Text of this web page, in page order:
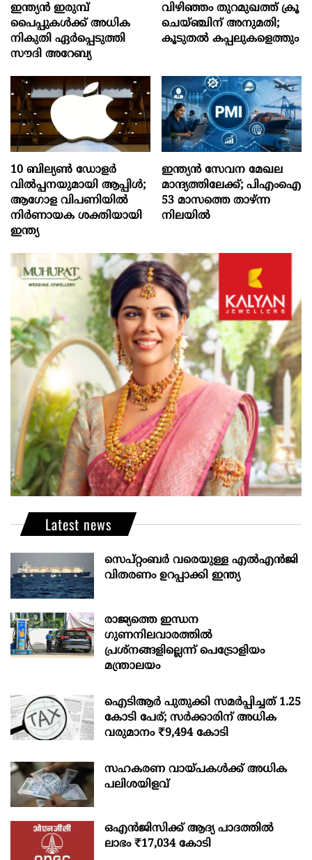
ഇന്ത്യൻ ഇരുമ്പ്
പൈപ്പുകൾക്ക് അധിക
നികുതി ഏർപ്പെടുത്തി
സൗദി അറേബ്യ
വിഴിഞ്ഞം തുറമുഖത്ത് ക്രൂ
ചെയ്ഞ്ചിന് അനുമതി;
കൂടുതൽ കപ്പലുകളെത്തും
10 ബില്യൺ ഡോളർ
വിൽപ്പനയുമായി ആപ്പിൾ;
ആഗോള വിപണിയിൽ
നിർണായക ശക്തിയായി
ഇന്ത്യ
ഇന്ത്യൻ സേവന മേഖല
മാന്ദ്യത്തിലേക്ക്; പിഎംഐ
53 മാസത്തെ താഴ്ന്ന
നിലയില്‍
Latest news
സെപ്റ്റംബർ വരെയുള്ള എൽഎൻജി
വിതരണം ഉറപ്പാക്കി ഇന്ത്യ
രാജ്യത്തെ ഇന്ധന
ഗുണനിലവാരത്തില്‍
പ്രശ്‌നങ്ങളില്ലെന്ന് പെട്രോളിയം
മന്ത്രാലയം
ഐടിആര്‍ പുതുക്കി സമർപ്പിച്ചത് 1.25
കോടി പേര്; സർക്കാരിന് അധിക
വരുമാനം ₹9,494 കോടി
സഹകരണ വായ്പകള്‍ക്ക് അധിക
പലിശയിളവ്
ഒഎന്‍ജിസിക്ക് ആദ്യ പാദത്തില്‍
ലാഭം ₹17,034 കോടി